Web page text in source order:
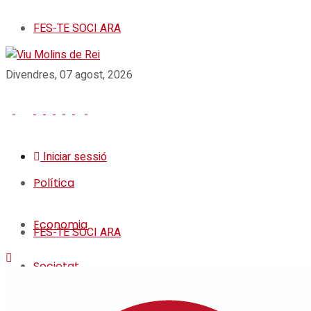
FES-TE SOCI ARA
Divendres, 07 agost, 2026
Iniciar sessió
Política
Economia
Societat
FES-TE SOCI ARA